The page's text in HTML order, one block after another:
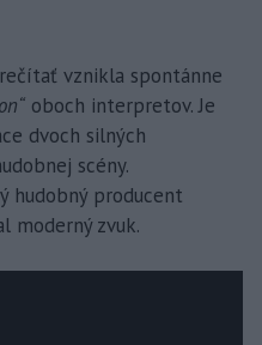
vznikla spontánne
oboch interpretov. Je
dvoch silných
scény.
hudobný producent
moderný zvuk.